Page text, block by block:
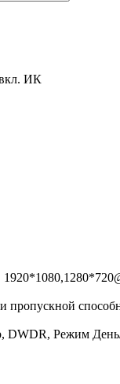
ИК
пропускной
DWDR, Режим